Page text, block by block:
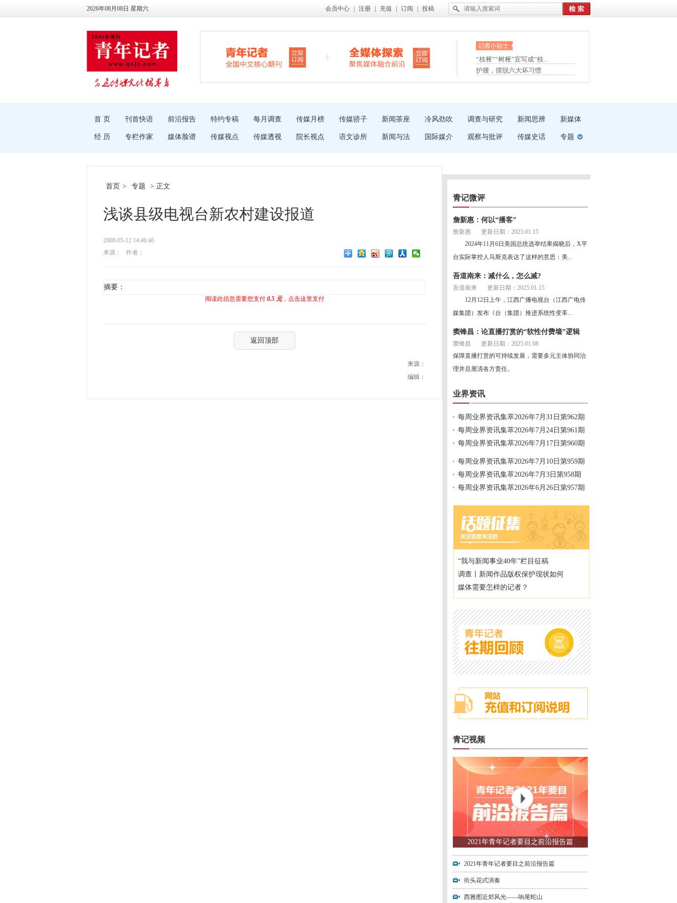
2026年08月08日 星期六 会员中心 注册 充值 订阅 投稿
眼白变红或是结膜下出血
“枝桠”“树桠”宜写成“枝...
夏天缓解疲劳有三招
护腰，摆脱六大坏习惯
受伤了冰敷还是热敷
首 页 刊首快语 前沿报告 特约专稿 每月调查 传媒月榜 传媒骄子 新闻茶座 冷风劲吹 调查与研究 新闻思辨 新媒体
经 历 专栏作家 媒体脸谱 传媒视点 传媒透视 院长视点 语文诊所 新闻与法 国际媒介 观察与批评 传媒史话 专题
首页 > 专题 > 正文
浅谈县级电视台新农村建设报道
2008-05-12 14:46:46
来源：
作者：
摘要：
阅读此信息需要您支付 0.5 元，点击这里支付
返回顶部
来源：
编辑：
青记微评
詹新惠：何以“播客”
詹新惠
更新日期：2025.01.15
2024年11月6日美国总统选举结果揭晓后，X平
台实际掌控人马斯克表达了这样的意思：美...
吾道南来：减什么，怎么减?
吾道南来
更新日期：2025.01.15
12月12日上午，江西广播电视台（江西广电传
媒集团）发布《台（集团）推进系统性变革...
窦锋昌：论直播打赏的“软性付费墙”逻辑
窦锋昌
更新日期：2025.01.08
保障直播打赏的可持续发展，需要多元主体协同治
理并且厘清各方责任。
业界资讯
每周业界资讯集萃2026年7月31日第962期
每周业界资讯集萃2026年7月24日第961期
每周业界资讯集萃2026年7月17日第960期
每周业界资讯集萃2026年7月10日第959期
每周业界资讯集萃2026年7月3日第958期
每周业界资讯集萃2026年6月26日第957期
“我与新闻事业40年”栏目征稿
调查丨新闻作品版权保护现状如何
媒体需要怎样的记者？
青记视频
2021年青年记者要目之前沿报告篇
2021年青年记者要目之前沿报告篇
街头花式演奏
西雅图近郊风光——响尾蛇山